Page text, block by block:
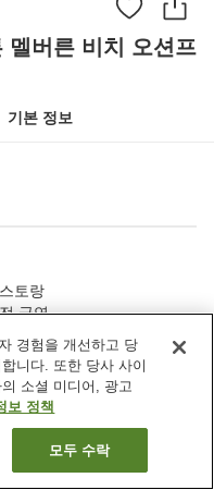
멜버른 비치 오션프
기본 정보
토랑
금연
티
론트
경험을 개선하고 당
니다. 또한 당사 사이
소셜 미디어, 광고
보 정책
모두 수락